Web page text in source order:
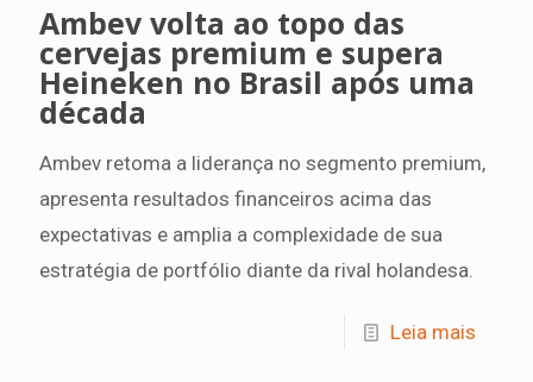
Ambev volta ao topo das
cervejas premium e supera
Heineken no Brasil após uma
década
Ambev retoma a liderança no segmento premium,
apresenta resultados financeiros acima das
expectativas e amplia a complexidade de sua
estratégia de portfólio diante da rival holandesa.
Leia mais